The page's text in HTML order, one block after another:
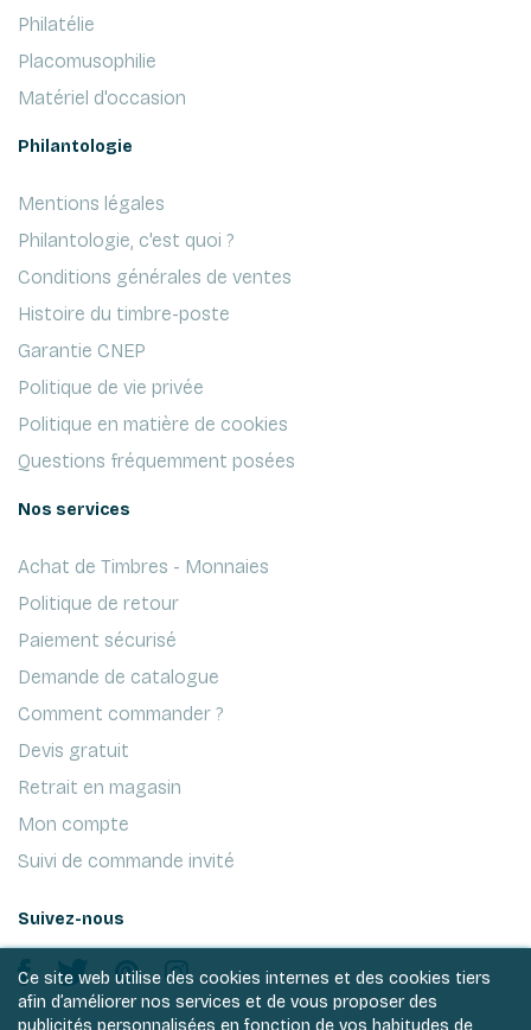
Philatélie
Placomusophilie
Matériel d'occasion
Philantologie
Mentions légales
Philantologie, c'est quoi ?
Conditions générales de ventes
Histoire du timbre-poste
Garantie CNEP
Politique de vie privée
Politique en matière de cookies
Questions fréquemment posées
Nos services
Achat de Timbres - Monnaies
Politique de retour
Paiement sécurisé
Demande de catalogue
Comment commander ?
Devis gratuit
Retrait en magasin
Mon compte
Suivi de commande invité
Suivez-nous
Ce site web utilise des cookies internes et des cookies tiers
afin d’améliorer nos services et de vous proposer des
publicités personnalisées en fonction de vos habitudes de